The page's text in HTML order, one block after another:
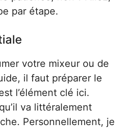
par étape.
votre mixeur ou de
il faut préparer le
l’élément clé ici.
va littéralement
Personnellement, je